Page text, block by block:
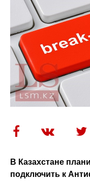
В Казахстане
подключить к